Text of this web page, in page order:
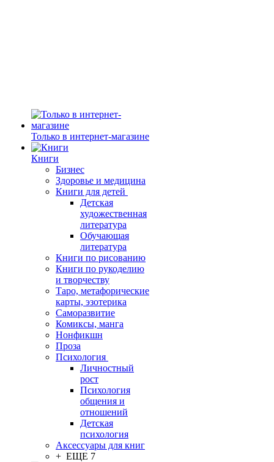
Только в интернет-магазине
Книги
Бизнес
Здоровье и медицина
Книги для детей
Детская
художественная
литература
Обучающая
литература
Книги по рисованию
Книги по рукоделию
и творчеству
Таро, метафорические
карты, эзотерика
Саморазвитие
Комиксы, манга
Нонфикшн
Проза
Психология
Личностный
рост
Психология
общения и
отношений
Детская
психология
Аксессуары для книг
+ ЕЩЕ 7